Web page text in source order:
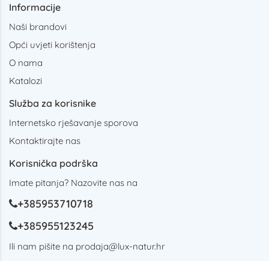
Informacije
Naši brandovi
Opći uvjeti korištenja
O nama
Katalozi
Služba za korisnike
Internetsko rješavanje sporova
Kontaktirajte nas
Korisnička podrška
Imate pitanja? Nazovite nas na
+385953710718
+385955123245
Ili nam pišite na prodaja@lux-natur.hr